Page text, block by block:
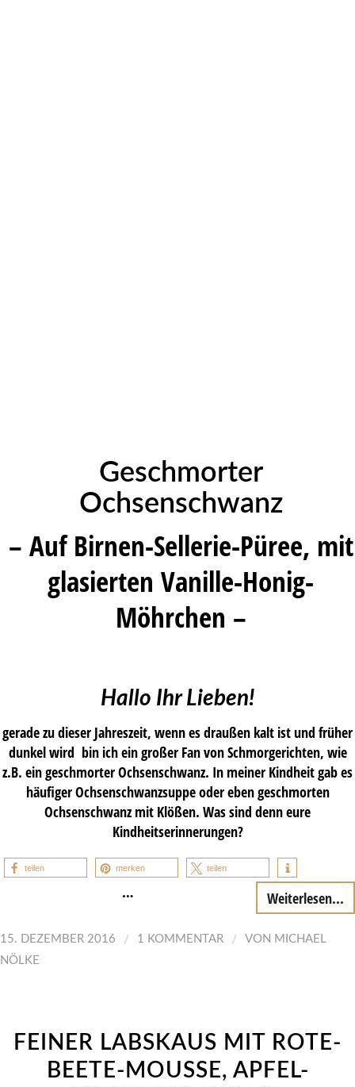
Geschmorter
Ochsenschwanz
– Auf Birnen-Sellerie-Püree, mit
glasierten Vanille-Honig-
Möhrchen –
Hallo Ihr Lieben!
gerade zu dieser Jahreszeit, wenn es draußen kalt ist und früher
dunkel wird bin ich ein großer Fan von Schmorgerichten, wie
z.B. ein geschmorter Ochsenschwanz. In meiner Kindheit gab es
häufiger Ochsenschwanzsuppe oder eben geschmorten
Ochsenschwanz mit Klößen. Was sind denn eure
Kindheitserinnerungen?
teilen merken teilen
… Weiterlesen...
15. DEZEMBER 2016 / 1 KOMMENTAR / VON MICHAEL
NÖLKE
FEINER LABSKAUS MIT ROTE-
BEETE-MOUSSE, APFEL-